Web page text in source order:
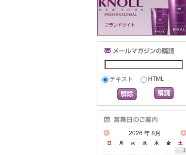
テキスト HTML
2026 年 8月
日 月 火 水 木 金
土
1